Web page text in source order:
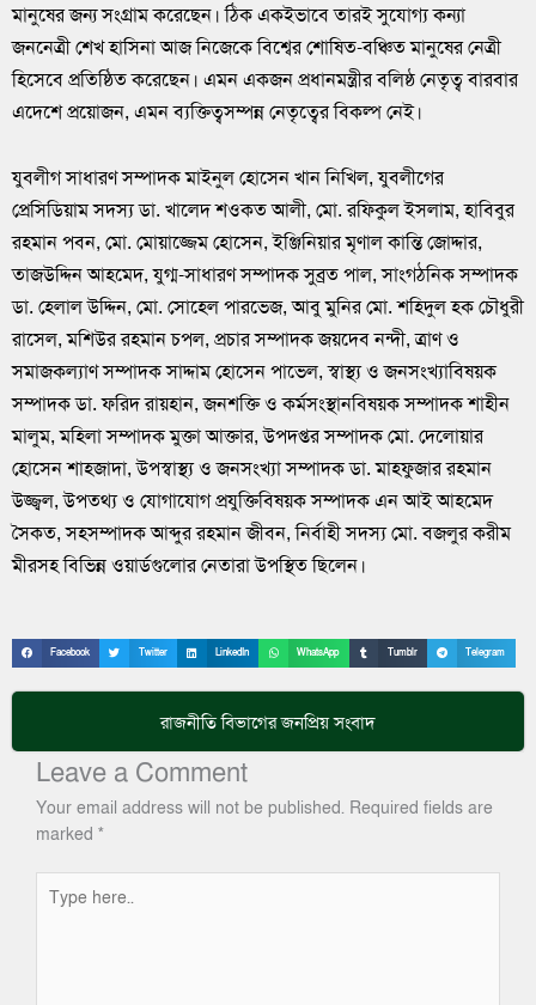
মানুষের জন্য সংগ্রাম করেছেন। ঠিক একইভাবে তারই সুযোগ্য কন্যা
জননেত্রী শেখ হাসিনা আজ নিজেকে বিশ্বের শোষিত-বঞ্চিত মানুষের নেত্রী
হিসেবে প্রতিষ্ঠিত করেছেন। এমন একজন প্রধানমন্ত্রীর বলিষ্ঠ নেতৃত্ব বারবার
এদেশে প্রয়োজন, এমন ব্যক্তিত্বসম্পন্ন নেতৃত্বের বিকল্প নেই।
যুবলীগ সাধারণ সম্পাদক মাইনুল হোসেন খান নিখিল, যুবলীগের
প্রেসিডিয়াম সদস্য ডা. খালেদ শওকত আলী, মো. রফিকুল ইসলাম, হাবিবুর
রহমান পবন, মো. মোয়াজ্জেম হোসেন, ইঞ্জিনিয়ার মৃণাল কান্তি জোদ্দার,
তাজউদ্দিন আহমেদ, যুগ্ম-সাধারণ সম্পাদক সুব্রত পাল, সাংগঠনিক সম্পাদক
ডা. হেলাল উদ্দিন, মো. সোহেল পারভেজ, আবু মুনির মো. শহিদুল হক চৌধুরী
রাসেল, মশিউর রহমান চপল, প্রচার সম্পাদক জয়দেব নন্দী, ত্রাণ ও
সমাজকল্যাণ সম্পাদক সাদ্দাম হোসেন পাভেল, স্বাস্থ্য ও জনসংখ্যাবিষয়ক
সম্পাদক ডা. ফরিদ রায়হান, জনশক্তি ও কর্মসংস্থানবিষয়ক সম্পাদক শাহীন
মালুম, মহিলা সম্পাদক মুক্তা আক্তার, উপদপ্তর সম্পাদক মো. দেলোয়ার
হোসেন শাহজাদা, উপস্বাস্থ্য ও জনসংখ্যা সম্পাদক ডা. মাহফুজার রহমান
উজ্জ্বল, উপতথ্য ও যোগাযোগ প্রযুক্তিবিষয়ক সম্পাদক এন আই আহমেদ
সৈকত, সহসম্পাদক আব্দুর রহমান জীবন, নির্বাহী সদস্য মো. বজলুর করীম
মীরসহ বিভিন্ন ওয়ার্ডগুলোর নেতারা উপস্থিত ছিলেন।
Facebook Twitter LinkedIn WhatsApp Tumblr Telegram
রাজনীতিবিভাগের জনপ্রিয় সংবাদ
Leave a Comment
Your email address will not be published. Required fields are
marked *
here..